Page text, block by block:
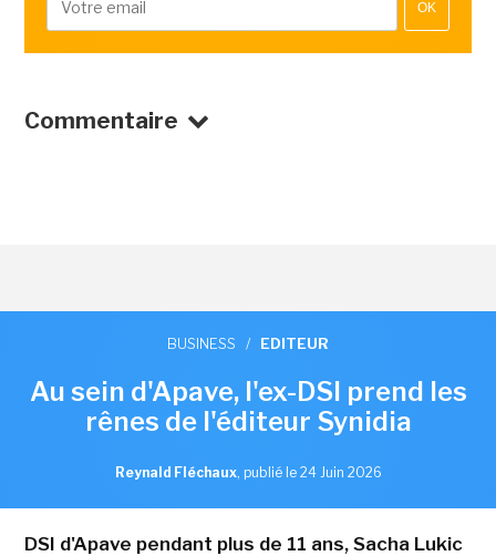
OK
Commentaire
BUSINESS / EDITEUR
Au sein d'Apave, l'ex-DSI prend les
rênes de l'éditeur Synidia
Reynald Fléchaux, publié le 24 Juin 2026
DSI d'Apave pendant plus de 11 ans, Sacha Lukic